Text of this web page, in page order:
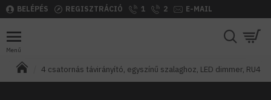
BELÉPÉS REGISZTRÁCIÓ 1 2 E-MAIL
4 csatornás távirányító, egyszínű szalaghoz, LED dimmer, RU4